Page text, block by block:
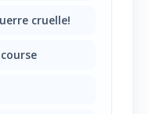
cruelle!